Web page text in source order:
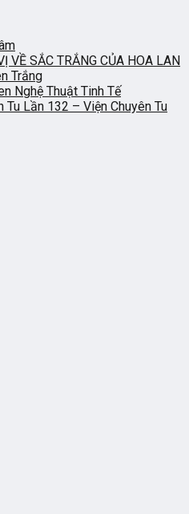
VỀ SẮC TRẮNG CỦA HOA LAN
Trắng
Nghệ Thuật Tinh Tế
Tu Lần 132 – Viện Chuyên Tu